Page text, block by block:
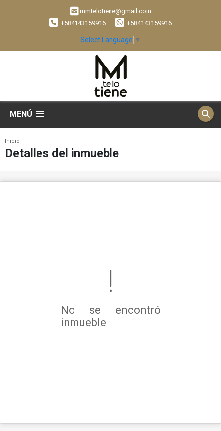
mmtelotiene@gmail.com
+584143159916
+584143159916
Select Language ▼
MENÚ
Inicio
Detalles del inmueble
No se encontró
inmueble .